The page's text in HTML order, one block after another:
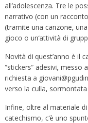
all’adolescenza. Tre le
narrativo (con un
(tramite una canzone,
gioco o un’attività di
Novità di quest’anno è il
“stickers” adesivi, messo
richiesta a
verso la culla,
Infine, oltre al materiale
catechismo, c’è uno